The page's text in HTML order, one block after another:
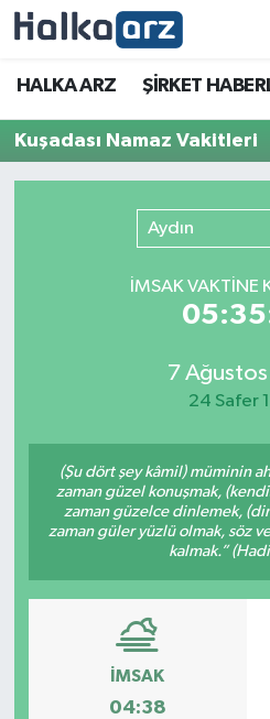
HALKA ARZ ŞİRKET
Kuşadası Namaz Vakitleri
Aydın
İMSAK VAKTİNE
7
24 Safer
(Şu dört şey kâmil) müminin
zaman güzel konuşmak,
zaman güzelce dinlemek,
zaman güler yüzlü olmak, söz
kalmak.”
İMSAK
04:38
HALKA ARZ
SERMAYE ARTIRIMI
TEMETTÜ